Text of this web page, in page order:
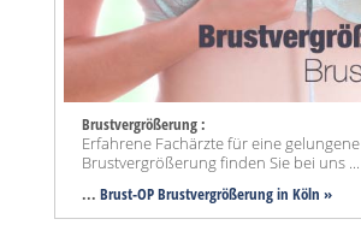
Brustvergrößerung :
Erfahrene Fachärzte für eine gelungene
Brustvergrößerung finden Sie bei uns ...
... Brust-OP Brustvergrößerung in Köln »